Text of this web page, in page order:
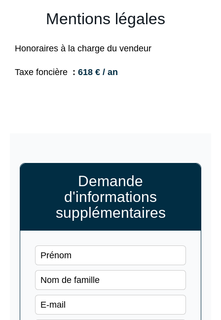
Mentions légales
Honoraires à la charge du vendeur
Taxe foncière 618 € / an
Demande
d'informations
supplémentaires